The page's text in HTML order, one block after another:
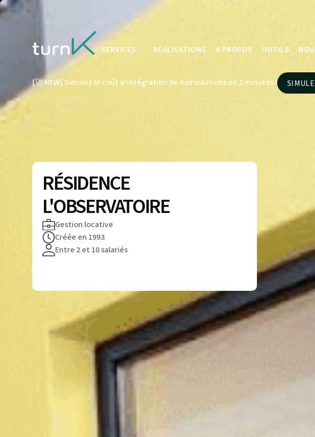
SERVICES RÉALISATIONS A PROPOS OUTILS
[🚀 NEW] Simulez le coût d'intégration de nos solutions en 2 minutes !
RÉSIDENCE
L'OBSERVATOIRE
Gestion locative
Créée en 1993
Entre 2 et 10 salariés